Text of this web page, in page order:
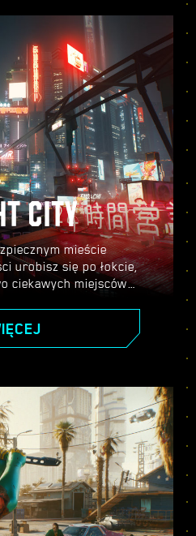
chce dostać w swoje
CITY
mieście
urobisz się po łokcie,
ciekawych miejscówek